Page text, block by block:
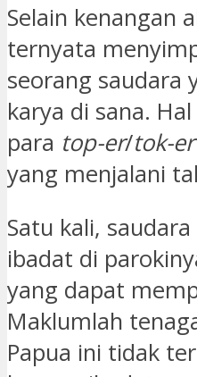
Selain kenangan
ternyata
seorang saudara
karya di sana.
para top-er/tok-er
yang menjalani
Satu kali,
ibadat di
yang dapat
Maklumlah
Papua ini tidak